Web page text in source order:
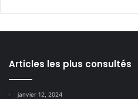
Articles les plus consultés
janvier 12, 2024